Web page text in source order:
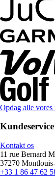
Opdag alle
Kontakt os
11 rue Bernard
37270
+33 1 86 47 62